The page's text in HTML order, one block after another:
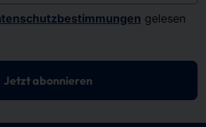
gelesen
Jetzt abonnieren